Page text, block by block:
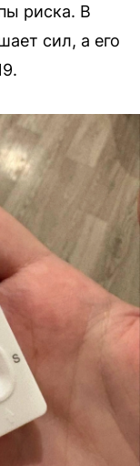
риска. В
сил, а его